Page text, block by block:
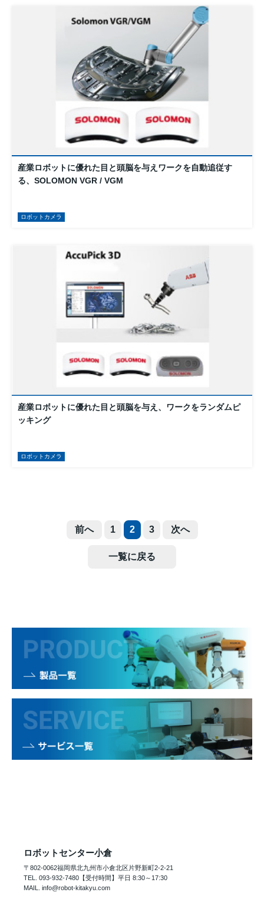
産業ロボットに優れた目と頭脳を与えワークを自動追従す
る、SOLOMON VGR / VGM
ロボットカメラ
産業ロボットに優れた目と頭脳を与え、ワークをランダムピ
ッキング
ロボットカメラ
前へ 1 2 3 次へ
一覧に戻る
ロボットセンター小倉
〒802-0062福岡県北九州市小倉北区片野新町2-2-21
TEL. 093-932-7480【受付時間】平日 8:30～17:30
MAIL. info@robot-kitakyu.com